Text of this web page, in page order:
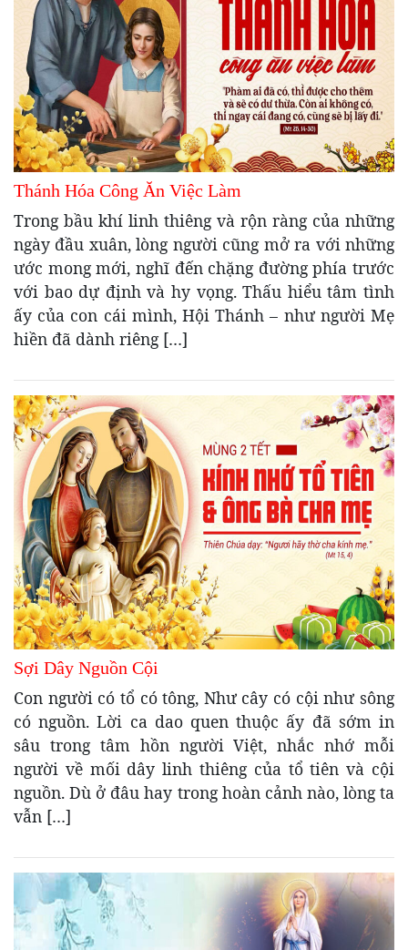
Thánh Hóa Công Ăn Việc Làm
Trong bầu khí linh thiêng và rộn ràng của những
ngày đầu xuân, lòng người cũng mở ra với những
ước mong mới, nghĩ đến chặng đường phía trước
với bao dự định và hy vọng. Thấu hiểu tâm tình
ấy của con cái mình, Hội Thánh – như người Mẹ
hiền đã dành riêng […]
Sợi Dây Nguồn Cội
Con người có tổ có tông, Như cây có cội như sông
có nguồn. Lời ca dao quen thuộc ấy đã sớm in
sâu trong tâm hồn người Việt, nhắc nhớ mỗi
người về mối dây linh thiêng của tổ tiên và cội
nguồn. Dù ở đâu hay trong hoàn cảnh nào, lòng ta
vẫn […]